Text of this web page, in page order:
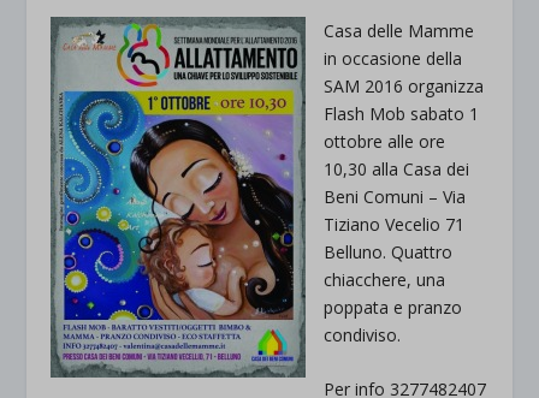
Casa delle Mamme
in occasione della
SAM 2016 organizza
Flash Mob sabato 1
ottobre alle ore
10,30 alla Casa dei
Beni Comuni – Via
Tiziano Vecelio 71
Belluno. Quattro
chiacchere, una
poppata e pranzo
condiviso.
Per info 3277482407